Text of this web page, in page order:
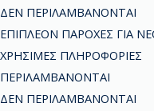
ΔΕΝ ΠΕΡΙΛΑΜΒΑΝΟΝΤΑΙ
ΕΠΙΠΛΕΟΝ ΠΑΡΟΧΕΣ ΓΙΑ
ΧΡΗΣΙΜΕΣ ΠΛΗΡΟΦΟΡΙΕΣ
ΠΕΡΙΛΑΜΒΑΝΟΝΤΑΙ
ΔΕΝ ΠΕΡΙΛΑΜΒΑΝΟΝΤΑΙ